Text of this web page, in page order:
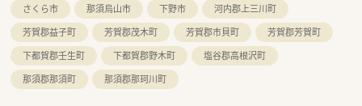
さくら市
那須烏山市 下野市
河内郡上三川町
芳賀郡益子町
芳賀郡茂木町 芳賀郡市貝町
芳賀郡芳賀町
下都賀郡壬生町
下都賀郡野木町
塩谷郡高根沢町
那須郡那須町
那須郡那珂川町